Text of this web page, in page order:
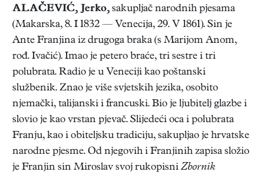
ALAČEVIĆ, Jerko, sakupljač narodnih pjesama
(Makarska, 8. I 1832 — Venecija, 29. V 1861). Sin je
Ante Franjina iz drugoga braka (s Marijom Anom,
rođ. Ivačić). Imao je petero braće, tri sestre i tri
polubrata. Radio je u Veneciji kao poštanski
službenik. Znao je više svjetskih jezika, osobito
njemački, talijanski i francuski. Bio je ljubitelj glazbe i
slovio je kao vrstan pjevač. Slijedeći oca i polubrata
Franju, kao i obiteljsku tradiciju, sakupljao je hrvatske
narodne pjesme. Od njegovih i Franjinih zapisa složio
je Franjin sin Miroslav svoj rukopisni Zbornik